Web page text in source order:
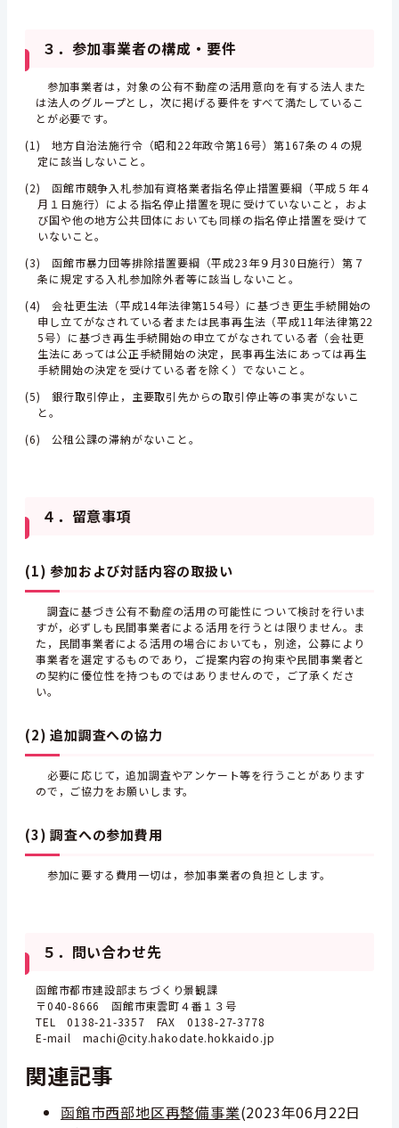
３．参加事業者の構成・要件
参加事業者は，対象の公有不動産の活用意向を有する法人また
は法人のグループとし，次に掲げる要件をすべて満たしているこ
とが必要です。
(1) 地方自治法施行令（昭和22年政令第16号）第167条の４の規
定に該当しないこと。
(2) 函館市競争入札参加有資格業者指名停止措置要綱（平成５年４
月１日施行）による指名停止措置を現に受けていないこと，およ
び国や他の地方公共団体においても同様の指名停止措置を受けて
いないこと。
(3) 函館市暴力団等排除措置要綱（平成23年９月30日施行）第７
条に規定する入札参加除外者等に該当しないこと。
(4) 会社更生法（平成14年法律第154号）に基づき更生手続開始の
申し立てがなされている者または民事再生法（平成11年法律第22
5号）に基づき再生手続開始の申立てがなされている者（会社更
生法にあっては公正手続開始の決定，民事再生法にあっては再生
手続開始の決定を受けている者を除く）でないこと。
(5) 銀行取引停止，主要取引先からの取引停止等の事実がないこ
と。
(6) 公租公課の滞納がないこと。
４．留意事項
(1) 参加および対話内容の取扱い
調査に基づき公有不動産の活用の可能性について検討を行いま
すが，必ずしも民間事業者による活用を行うとは限りません。ま
た，民間事業者による活用の場合においても，別途，公募により
事業者を選定するものであり，ご提案内容の拘束や民間事業者と
の契約に優位性を持つものではありませんので，ご了承くださ
い。
(2) 追加調査への協力
必要に応じて，追加調査やアンケート等を行うことがあります
ので，ご協力をお願いします。
(3) 調査への参加費用
参加に要する費用一切は，参加事業者の負担とします。
５．問い合わせ先
函館市都市建設部まちづくり景観課
〒040-8666 函館市東雲町４番１３号
TEL 0138-21-3357 FAX 0138-27-3778
E-mail machi@city.hakodate.hokkaido.jp
関連記事
函館市西部地区再整備事業(2023年06月22日